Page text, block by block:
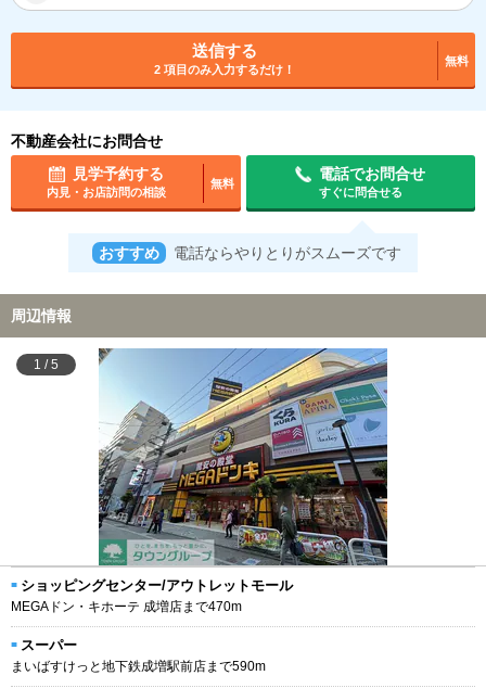
送信する
2 項目のみ入力するだけ！
無料
不動産会社にお問合せ
見学予約する
内見・お店訪問の相談
無料
電話でお問合せ
すぐに問合せる
おすすめ 電話ならやりとりがスムーズです
周辺情報
1 /5
ショッピングセンター/アウトレットモール
MEGAドン・キホーテ 成増店まで470m
スーパー
まいばすけっと地下鉄成増駅前店まで590m